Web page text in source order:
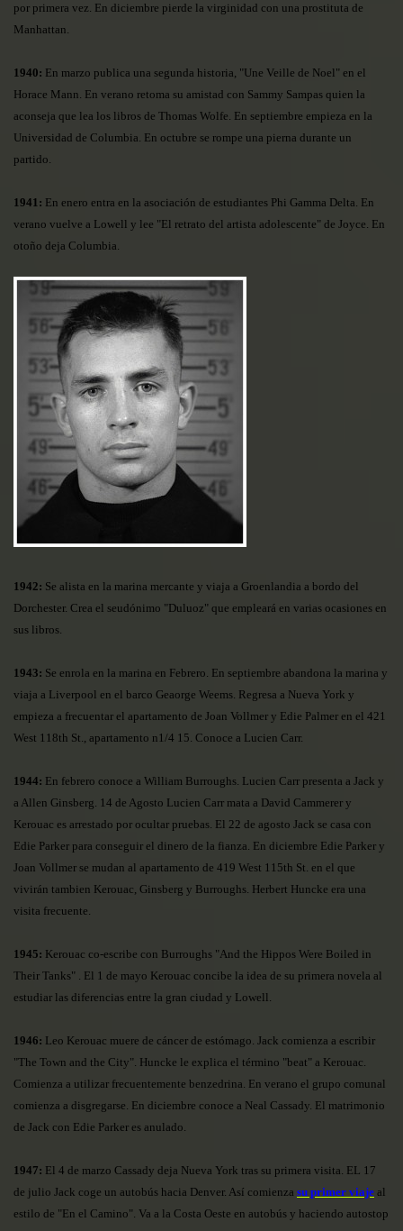
por primera vez. En diciembre pierde la virginidad con una prostituta de
Manhattan.
1940: En marzo publica una segunda historia, "Une Veille de Noel" en el
Horace Mann. En verano retoma su amistad con Sammy Sampas quien la
aconseja que lea los libros de Thomas Wolfe. En septiembre empieza en la
Universidad de Columbia. En octubre se rompe una pierna durante un
partido.
1941: En enero entra en la asociación de estudiantes Phi Gamma Delta. En
verano vuelve a Lowell y lee "El retrato del artista adolescente" de Joyce. En
otoño deja Columbia.
1942: Se alista en la marina mercante y viaja a Groenlandia a bordo del
Dorchester. Crea el seudónimo "Duluoz" que empleará en varias ocasiones en
sus libros.
1943: Se enrola en la marina en Febrero. En septiembre abandona la marina y
viaja a Liverpool en el barco Geaorge Weems. Regresa a Nueva York y
empieza a frecuentar el apartamento de Joan Vollmer y Edie Palmer en el 421
West 118th St., apartamento n1/4 15. Conoce a Lucien Carr.
1944: En febrero conoce a William Burroughs. Lucien Carr presenta a Jack y
a Allen Ginsberg. 14 de Agosto Lucien Carr mata a David Cammerer y
Kerouac es arrestado por ocultar pruebas. El 22 de agosto Jack se casa con
Edie Parker para conseguir el dinero de la fianza. En diciembre Edie Parker y
Joan Vollmer se mudan al apartamento de 419 West 115th St. en el que
vivirán tambien Kerouac, Ginsberg y Burroughs. Herbert Huncke era una
visita frecuente.
1945: Kerouac co-escribe con Burroughs "And the Hippos Were Boiled in
Their Tanks" . El 1 de mayo Kerouac concibe la idea de su primera novela al
estudiar las diferencias entre la gran ciudad y Lowell.
1946: Leo Kerouac muere de cáncer de estómago. Jack comienza a escribir
"The Town and the City". Huncke le explica el término "beat" a Kerouac.
Comienza a utilizar frecuentemente benzedrina. En verano el grupo comunal
comienza a disgregarse. En diciembre conoce a Neal Cassady. El matrimonio
de Jack con Edie Parker es anulado.
1947: El 4 de marzo Cassady deja Nueva York tras su primera visita. EL 17
de julio Jack coge un autobús hacia Denver. Así comienza su primer viaje al
estilo de "En el Camino". Va a la Costa Oeste en autobús y haciendo autostop